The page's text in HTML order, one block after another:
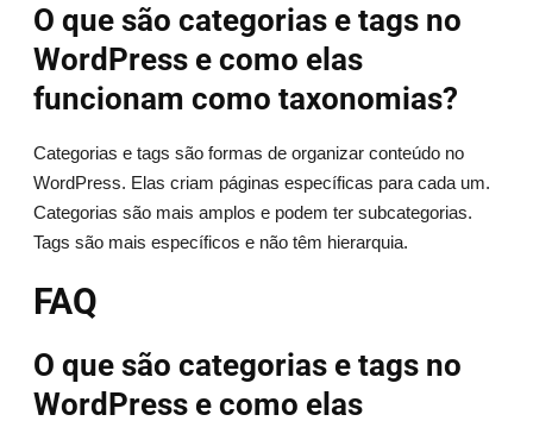
O que são categorias e tags no
WordPress e como elas
funcionam como taxonomias?
Categorias e tags são formas de organizar conteúdo no
WordPress. Elas criam páginas específicas para cada um.
Categorias são mais amplos e podem ter subcategorias.
Tags são mais específicos e não têm hierarquia.
FAQ
O que são categorias e tags no
WordPress e como elas